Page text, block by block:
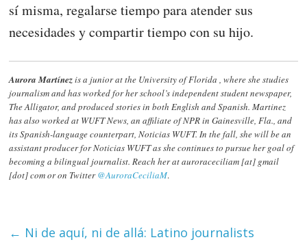
sí misma, regalarse tiempo para atender sus
necesidades y compartir tiempo con su hijo.
Aurora Martínezis a junior at the University of Florida , where she studies
journalism and has worked for her school’s independent student newspaper,
The Alligator, and produced stories in both English and Spanish. Martinez
has also worked at WUFT News, an affiliate of NPR in Gainesville, Fla., and
its Spanish-language counterpart, Noticias WUFT. In the fall, she will be an
assistant producer for Noticias WUFT as she continues to pursue her goal of
becoming a bilingual journalist. Reach her at auroraceciliam [at] gmail
[dot] com or on Twitter@AuroraCeciliaM.
← Ni de aquí, ni de allá: Latino journalists